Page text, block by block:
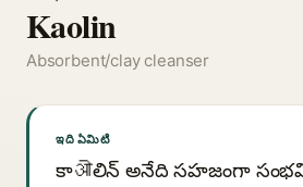
Kaolin
Absorbent/clay cleanser
ఇది ఏమిటి
కాओలిన్ అనేది సహజంగా